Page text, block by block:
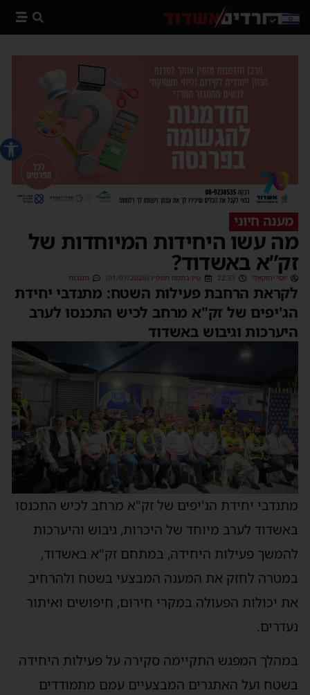
פתח
מענה חיוני
מה עשו היחידות המיוחדות של
זק”א באשדוד?
יוסי יחזקאלי 22:33 ט״ז בתמוז תשפ״ו (01/07/2026) תגובות
לקראת הרחבת פעילות השטח: מתנדבי יחידת
הג'יפים של זק"א מרחב לכיש התכנסו לערב
היערכות וגיבוש באשדוד
מתנדבי יחידת הג'יפים של זק"א מרחב לכיש התכנסו
באשדוד לערב מיוחד של היכרות, גיבוש והיערכות
להמשך פעילות היחידה, במתחם זק"א באשדוד,
במטרה לחזק את המענה המבצעי בשטח ולהרחיב
את יכולות הפעולה במקרי חירום, חיפושים ואיתור
נעדרים.
במהלך המפגש התקיימה סקירה על פעילות היחידה
בשטח ועל האתגרים המבצעיים עמם מתמודדים